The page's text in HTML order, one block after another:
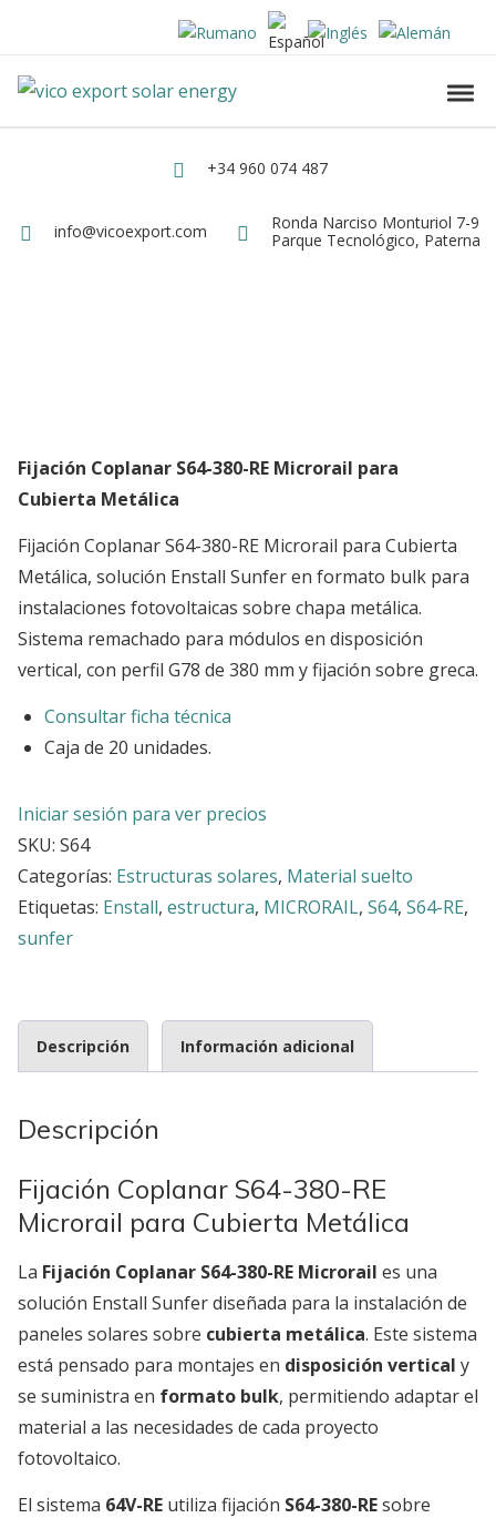
Vico Export Solar Energy
Teléfono
+34 960 074 487
Email
info@vicoexport.com Dirección
Ronda Narciso Monturiol 7-9
Parque Tecnológico, Paterna
Fijación Coplanar S64-380-RE Microrail para
Cubierta Metálica
Fijación Coplanar S64-380-RE Microrail para Cubierta
Metálica, solución Enstall Sunfer en formato bulk para
instalaciones fotovoltaicas sobre chapa metálica.
Sistema remachado para módulos en disposición
vertical, con perfil G78 de 380 mm y fijación sobre greca.
Consultar ficha técnica
Caja de 20 unidades.
Iniciar sesión para ver precios
SKU: S64
Categorías: Estructuras solares, Material suelto
Etiquetas: Enstall, estructura, MICRORAIL, S64, S64-RE,
sunfer
Descripción Información adicional
Descripción
Fijación Coplanar S64-380-RE
Microrail para Cubierta Metálica
La Fijación Coplanar S64-380-RE Microrail es una
solución Enstall Sunfer diseñada para la instalación de
paneles solares sobre cubierta metálica. Este sistema
está pensado para montajes en disposición vertical y
se suministra en formato bulk, permitiendo adaptar el
material a las necesidades de cada proyecto
fotovoltaico.
El sistema 64V-RE utiliza fijación S64-380-REsobre